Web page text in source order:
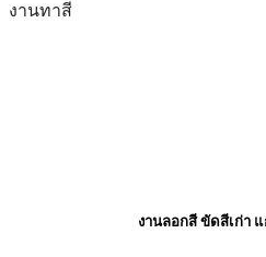
งานทาสี
งานลอกสี ขัดสีเก่า